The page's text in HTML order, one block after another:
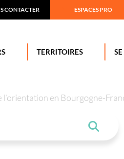
CONTACTER ESPACES PRO
TERRITOIRES
l’orientation en Bourgogne-